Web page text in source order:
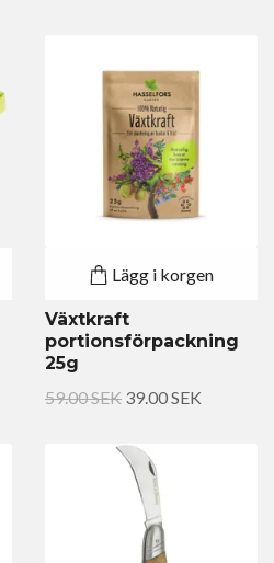
Lägg i korgen
Växtkraft
portionsförpackning
25g
59.00 SEK 39.00 SEK